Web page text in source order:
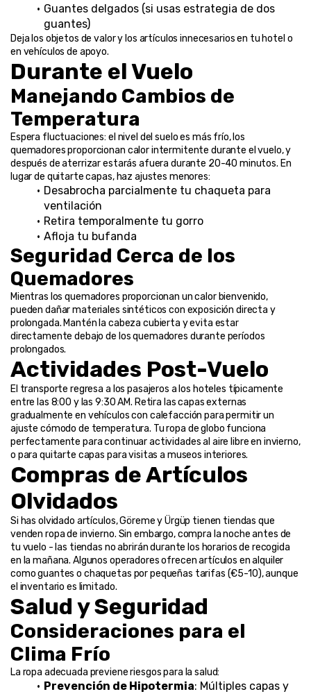
Guantes delgados (si usas estrategia de dos
guantes)
Deja los objetos de valor y los artículos innecesarios en tu hotel o
en vehículos de apoyo.
Durante el Vuelo
Manejando Cambios de
Temperatura
Espera fluctuaciones: el nivel del suelo es más frío, los
quemadores proporcionan calor intermitente durante el vuelo, y
después de aterrizar estarás afuera durante 20-40 minutos. En
lugar de quitarte capas, haz ajustes menores:
Desabrocha parcialmente tu chaqueta para
ventilación
Retira temporalmente tu gorro
Afloja tu bufanda
Seguridad Cerca de los
Quemadores
Mientras los quemadores proporcionan un calor bienvenido,
pueden dañar materiales sintéticos con exposición directa y
prolongada. Mantén la cabeza cubierta y evita estar
directamente debajo de los quemadores durante períodos
prolongados.
Actividades Post-Vuelo
El transporte regresa a los pasajeros a los hoteles típicamente
entre las 8:00 y las 9:30 AM. Retira las capas externas
gradualmente en vehículos con calefacción para permitir un
ajuste cómodo de temperatura. Tu ropa de globo funciona
perfectamente para continuar actividades al aire libre en invierno,
o para quitarte capas para visitas a museos interiores.
Compras de Artículos
Olvidados
Si has olvidado artículos, Göreme y Ürgüp tienen tiendas que
venden ropa de invierno. Sin embargo, compra la noche antes de
tu vuelo - las tiendas no abrirán durante los horarios de recogida
en la mañana. Algunos operadores ofrecen artículos en alquiler
como guantes o chaquetas por pequeñas tarifas (€5-10), aunque
el inventario es limitado.
Salud y Seguridad
Consideraciones para el
Clima Frío
La ropa adecuada previene riesgos para la salud:
Prevención de Hipotermia: Múltiples capas y